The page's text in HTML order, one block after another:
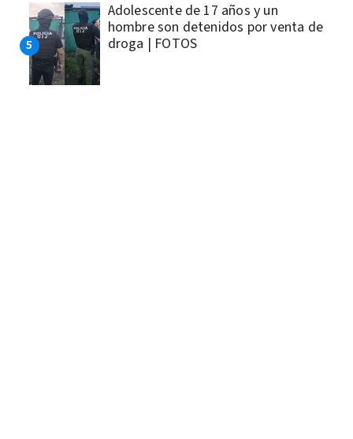
Adolescente de 17 años y un
hombre son detenidos por venta de
droga | FOTOS